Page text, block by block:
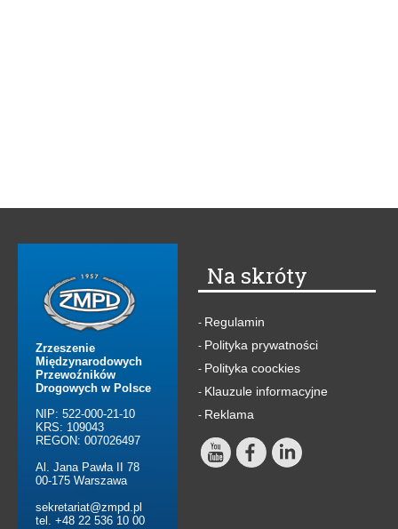
Zrzeszenie
Międzynarodowych
Przewoźników
Drogowych w Polsce
NIP: 522-000-21-10
KRS: 109043
REGON: 007026497
Al. Jana Pawła II 78
00-175 Warszawa
sekretariat@zmpd.pl
tel. +48 22 536 10 00
Na skróty
- Regulamin
- Polityka prywatności
- Polityka coockies
- Klauzule informacyjne
- Reklama